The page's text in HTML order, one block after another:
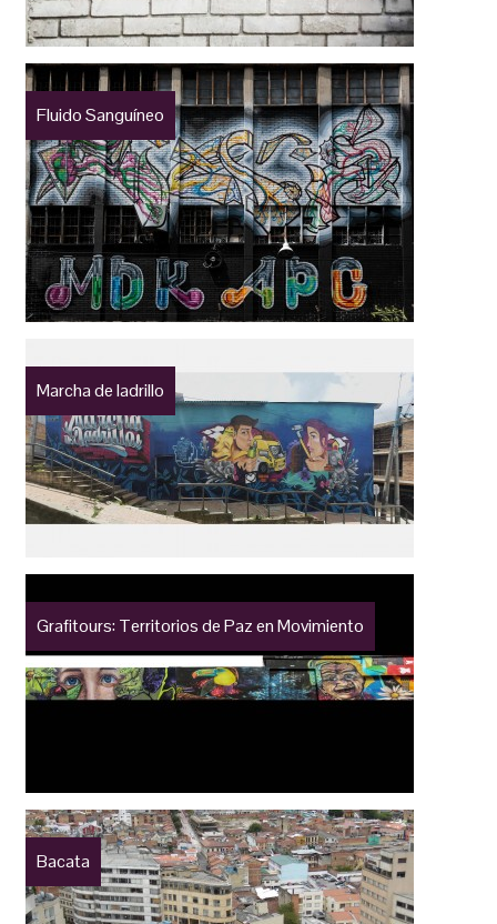
Fluido Sanguíneo
Marcha de ladrillo
Grafitours: Territorios de Paz en Movimiento
Bacata